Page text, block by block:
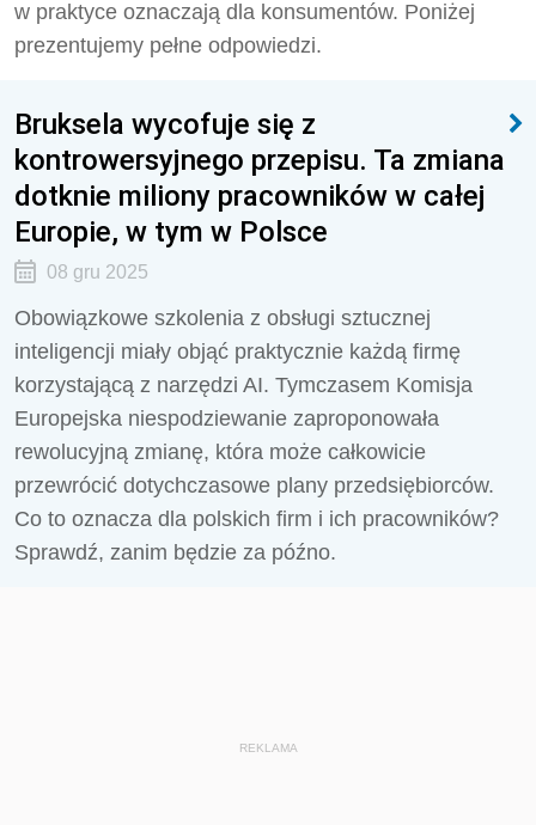
w praktyce oznaczają dla konsumentów. Poniżej
prezentujemy pełne odpowiedzi.
Bruksela wycofuje się z
kontrowersyjnego przepisu. Ta zmiana
dotknie miliony pracowników w całej
Europie, w tym w Polsce
08 gru 2025
Obowiązkowe szkolenia z obsługi sztucznej
inteligencji miały objąć praktycznie każdą firmę
korzystającą z narzędzi AI. Tymczasem Komisja
Europejska niespodziewanie zaproponowała
rewolucyjną zmianę, która może całkowicie
przewrócić dotychczasowe plany przedsiębiorców.
Co to oznacza dla polskich firm i ich pracowników?
Sprawdź, zanim będzie za późno.
REKLAMA